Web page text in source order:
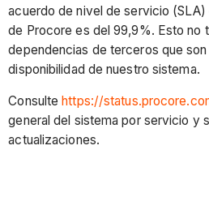
acuerdo de nivel de servicio (SLA)
de Procore es del 99,9%. Esto no
dependencias de terceros que son
disponibilidad de nuestro sistema.
Consulte https://
general del sistema por servicio y
actualizaciones.